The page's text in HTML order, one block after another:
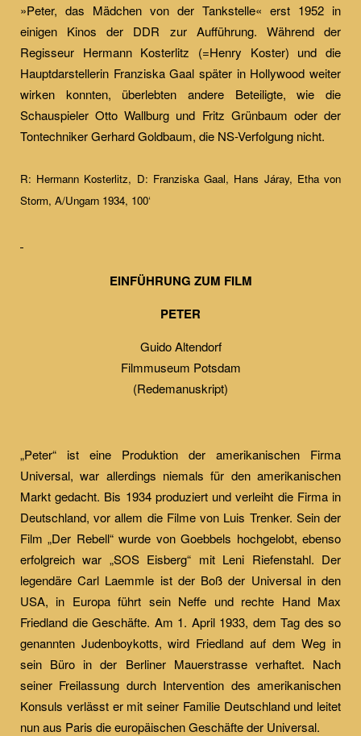
»Peter, das Mädchen von der Tankstelle« erst 1952 in
einigen Kinos der DDR zur Aufführung. Während der
Regisseur Hermann Kosterlitz (=Henry Koster) und die
Hauptdarstellerin Franziska Gaal später in Hollywood weiter
wirken konnten, überlebten andere Beteiligte, wie die
Schauspieler Otto Wallburg und Fritz Grünbaum oder der
Tontechniker Gerhard Goldbaum, die NS-Verfolgung nicht.
R: Hermann Kosterlitz, D: Franziska Gaal, Hans Járay, Etha von
Storm, A/Ungarn 1934, 100‘
EINFÜHRUNG ZUM FILM
PETER
Guido Altendorf
Filmmuseum Potsdam
(Redemanuskript)
„Peter“ ist eine Produktion der amerikanischen Firma
Universal, war allerdings niemals für den amerikanischen
Markt gedacht. Bis 1934 produziert und verleiht die Firma in
Deutschland, vor allem die Filme von Luis Trenker. Sein der
Film „Der Rebell“ wurde von Goebbels hochgelobt, ebenso
erfolgreich war „SOS Eisberg“ mit Leni Riefenstahl. Der
legendäre Carl Laemmle ist der Boß der Universal in den
USA, in Europa führt sein Neffe und rechte Hand Max
Friedland die Geschäfte. Am 1. April 1933, dem Tag des so
genannten Judenboykotts, wird Friedland auf dem Weg in
sein Büro in der Berliner Mauerstrasse verhaftet. Nach
seiner Freilassung durch Intervention des amerikanischen
Konsuls verlässt er mit seiner Familie Deutschland und leitet
nun aus Paris die europäischen Geschäfte der Universal.